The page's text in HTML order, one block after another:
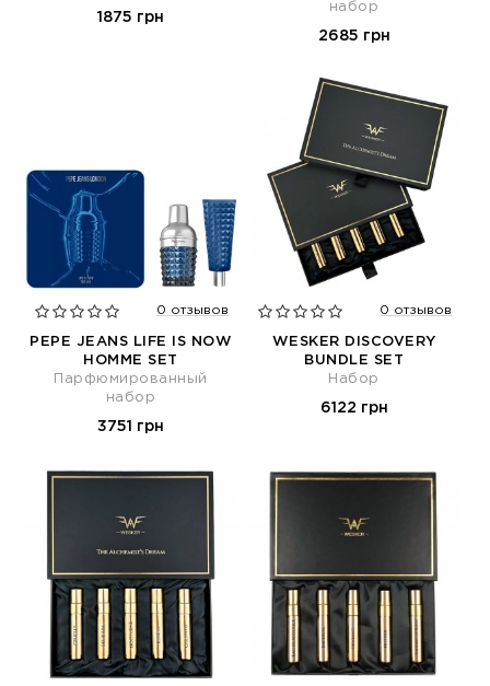
1875 грн
набор
2685 грн
0 отзывов
PEPE JEANS LIFE IS NOW
HOMME SET
Парфюмированный
набор
3751 грн
0 отзывов
WESKER DISCOVERY
BUNDLE SET
Набор
6122 грн